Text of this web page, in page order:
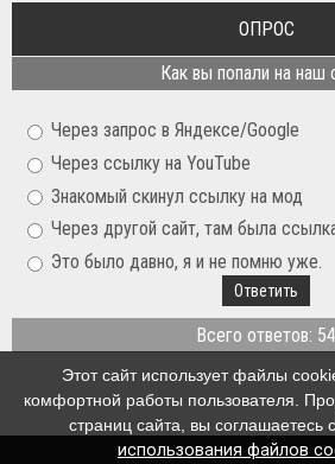
ОПРОС
Как вы попали на наш
Через запрос в Яндексе/Google
Через ссылку на YouTube
Знакомый скинул ссылку на мод
Через другой сайт, там была
Это было давно, я и не помню уже.
Всего ответов: 54
Этот сайт использует файлы
комфортной работы пользователя.
страниц сайта, вы соглашаетесь с
использования файлов